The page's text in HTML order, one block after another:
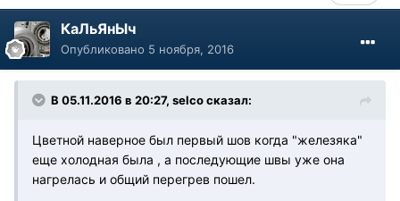
КаЛьЯнЫч
Опубликовано 5 ноября, 2016
В 05.11.2016 в 20:27, selco сказал:
Цветной наверное был первый шов когда "железяка"
еще холодная была , а последующие швы уже она
нагрелась и общий перегрев пошел.